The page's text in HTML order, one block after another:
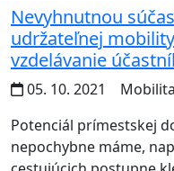
Nevyhnutnou
udržateľnej
vzdelávanie
05. 10. 2021
Mobilita
Potenciál prímestskej
nepochybne máme,